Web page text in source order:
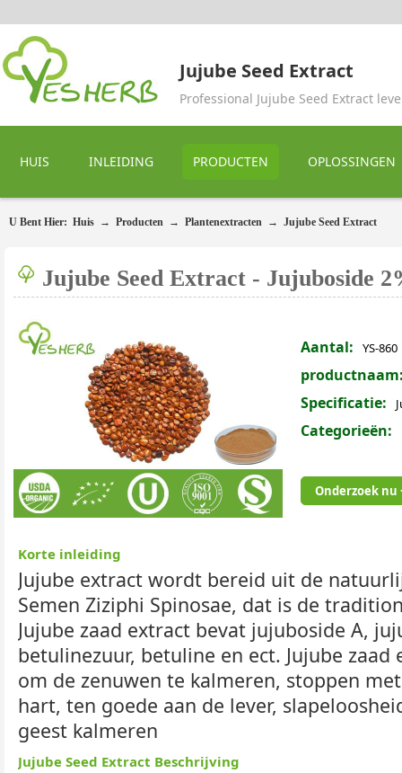
Jujube Seed Extract
Professional Jujube Seed Extract
HUIS INLEIDING PRODUCTEN OPLOSSINGEN
U Bent Hier: Huis → Producten → Plantenextracten → Jujube Seed Extract
Jujube Seed Extract - Jujuboside
Aantal: YS-860
Specificatie:
Categorieën:
Onderzoek nu
Korte inleiding
Jujube extract wordt bereid uit de
Semen Ziziphi Spinosae, dat is de
Jujube zaad extract bevat jujuboside A,
betulinezuur, betuline en ect. Jujube
om de zenuwen te kalmeren, stoppen
hart, ten goede aan de lever,
geest kalmeren
Jujube Seed Extract Beschrijving